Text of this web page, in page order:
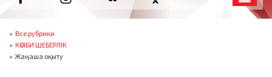
Все рубрики
КӘСІБИ ШЕБЕРЛІК
Жаңаша оқыту